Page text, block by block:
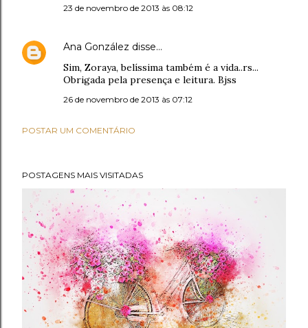
23 de novembro de 2013 às 08:12
Ana González disse…
Sim, Zoraya, belíssima também é a vida..rs...
Obrigada pela presença e leitura. Bjss
26 de novembro de 2013 às 07:12
POSTAR UM COMENTÁRIO
POSTAGENS MAIS VISITADAS